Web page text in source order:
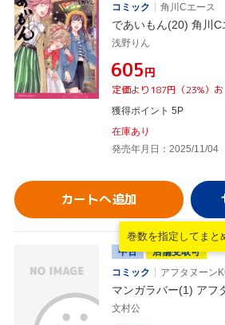
コミック
角川Cエース
であいもん(20) 角川C
浅野りん
¥605円
定価より187円（23%）お
獲得ポイント 5P
在庫あり
発売年月日：2025/11/04
カートへ追加
巻数を指定して まと
中古
店舗受取可
コミック
アフタヌーン
マンガラバー(1) アフ
文村公